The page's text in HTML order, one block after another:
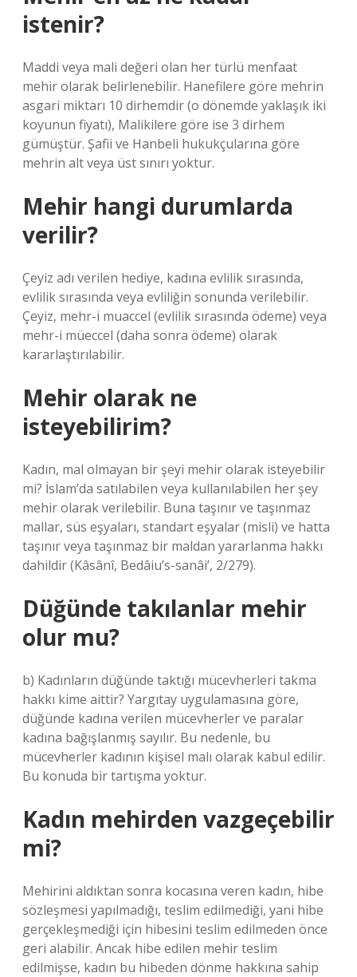
istenir?
Maddi veya mali değeri olan her türlü menfaat
mehir olarak belirlenebilir. Hanefilere göre mehrin
asgari miktarı 10 dirhemdir (o dönemde yaklaşık iki
koyunun fiyatı), Malikilere göre ise 3 dirhem
gümüştür. Şafii ve Hanbeli hukukçularına göre
mehrin alt veya üst sınırı yoktur.
Mehir hangi durumlarda
verilir?
Çeyiz adı verilen hediye, kadına evlilik sırasında,
evlilik sırasında veya evliliğin sonunda verilebilir.
Çeyiz, mehr-i muaccel (evlilik sırasında ödeme) veya
mehr-i müeccel (daha sonra ödeme) olarak
kararlaştırılabilir.
Mehir olarak ne
isteyebilirim?
Kadın, mal olmayan bir şeyi mehir olarak isteyebilir
mi? İslam’da satılabilen veya kullanılabilen her şey
mehir olarak verilebilir. Buna taşınır ve taşınmaz
mallar, süs eşyaları, standart eşyalar (misli) ve hatta
taşınır veya taşınmaz bir maldan yararlanma hakkı
dahildir (Kâsânî, Bedâiu’s-sanâi’, 2/279).
Düğünde takılanlar mehir
olur mu?
b) Kadınların düğünde taktığı mücevherleri takma
hakkı kime aittir? Yargıtay uygulamasına göre,
düğünde kadına verilen mücevherler ve paralar
kadına bağışlanmış sayılır. Bu nedenle, bu
mücevherler kadının kişisel malı olarak kabul edilir.
Bu konuda bir tartışma yoktur.
Kadın mehirden vazgeçebilir
mi?
Mehirini aldıktan sonra kocasına veren kadın, hibe
sözleşmesi yapılmadığı, teslim edilmediği, yani hibe
gerçekleşmediği için hibesini teslim edilmeden önce
geri alabilir. Ancak hibe edilen mehir teslim
edilmişse, kadın bu hibeden dönme hakkına sahip